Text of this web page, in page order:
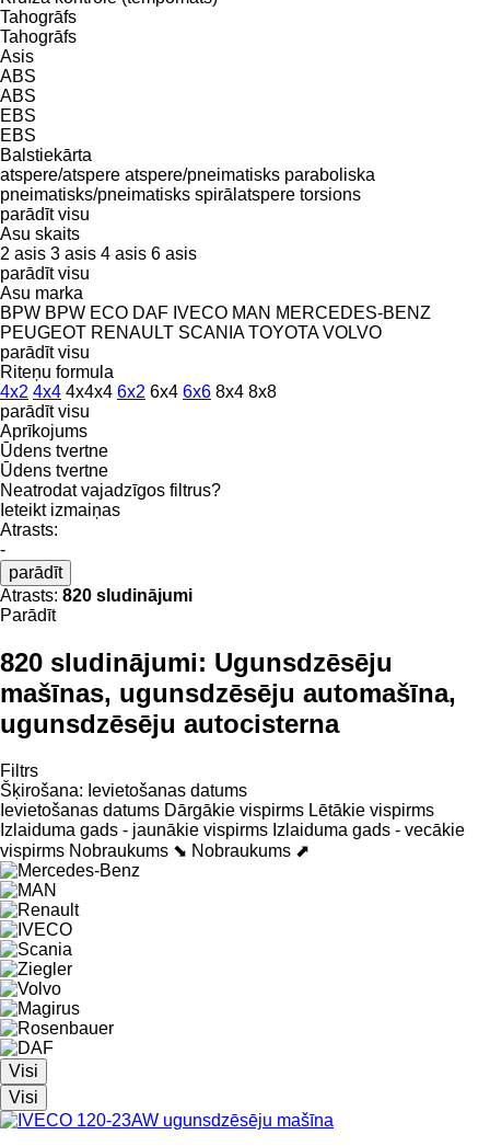
Tahogrāfs
Tahogrāfs
Asis
ABS
ABS
EBS
EBS
Balstiekārta
atspere/atspere atspere/pneimatisks paraboliska
pneimatisks/pneimatisks spirālatspere torsions
parādīt visu
Asu skaits
2 asis 3 asis 4 asis 6 asis
parādīt visu
Asu marka
BPW BPW ECO DAF IVECO MAN MERCEDES-BENZ
PEUGEOT RENAULT SCANIA TOYOTA VOLVO
parādīt visu
Riteņu formula
4x2 4x4 4x4x4 6x2 6x4 6x6 8x4 8x8
parādīt visu
Aprīkojums
Ūdens tvertne
Ūdens tvertne
Neatrodat vajadzīgos filtrus?
Ieteikt izmaiņas
Atrasts:
-
parādīt
Atrasts: 820 sludinājumi
Parādīt
820 sludinājumi: Ugunsdzēsēju
mašīnas, ugunsdzēsēju automašīna,
ugunsdzēsēju autocisterna
Filtrs
Šķirošana: Ievietošanas datums
Ievietošanas datums Dārgākie vispirms Lētākie vispirms
Izlaiduma gads - jaunākie vispirms Izlaiduma gads - vecākie
vispirms Nobraukums ⬊ Nobraukums ⬈
Visi
Visi